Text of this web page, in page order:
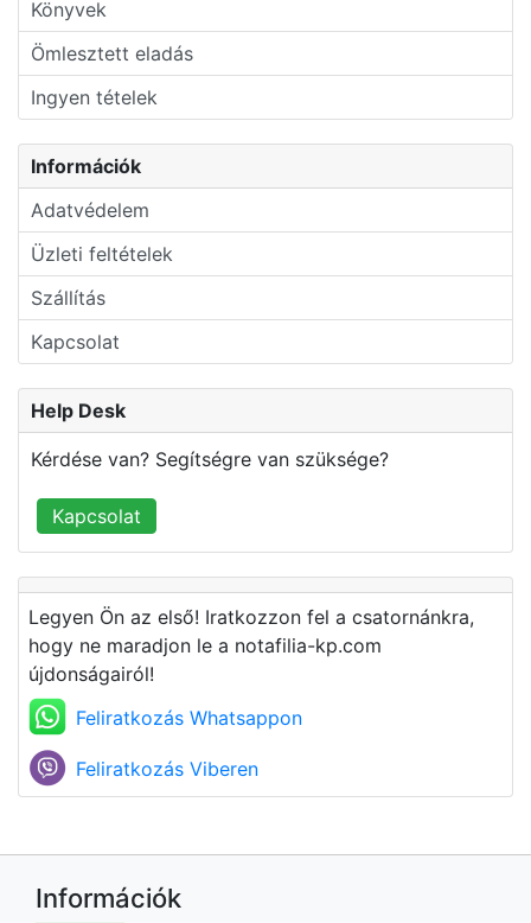
Könyvek
Ömlesztett eladás
Ingyen tételek
Információk
Adatvédelem
Üzleti feltételek
Szállítás
Kapcsolat
Help Desk
Kérdése van? Segítségre van szüksége?
Kapcsolat
Legyen Ön az első! Iratkozzon fel a csatornánkra,
hogy ne maradjon le a notafilia-kp.com
újdonságairól!
Feliratkozás Whatsappon
Feliratkozás Viberen
Információk